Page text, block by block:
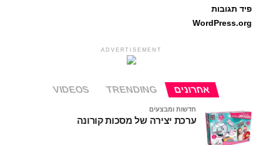
פיד תגובות
WordPress.org
ADVERTISEMENT
אחרונים TRENDING
VIDEOS
חדשות ומבצעים
ערכת יצירה של מסכות קורונה